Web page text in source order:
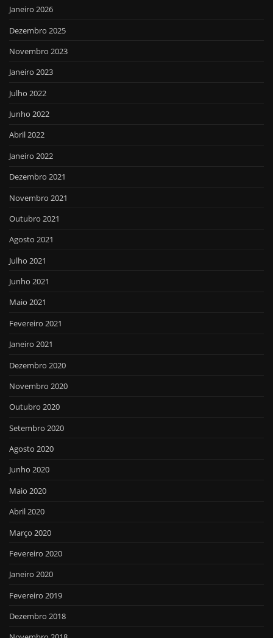
Janeiro 2026
Dezembro 2025
Novembro 2023
Janeiro 2023
Julho 2022
Junho 2022
Abril 2022
Janeiro 2022
Dezembro 2021
Novembro 2021
Outubro 2021
Agosto 2021
Julho 2021
Junho 2021
Maio 2021
Fevereiro 2021
Janeiro 2021
Dezembro 2020
Novembro 2020
Outubro 2020
Setembro 2020
Agosto 2020
Junho 2020
Maio 2020
Abril 2020
Março 2020
Fevereiro 2020
Janeiro 2020
Fevereiro 2019
Dezembro 2018